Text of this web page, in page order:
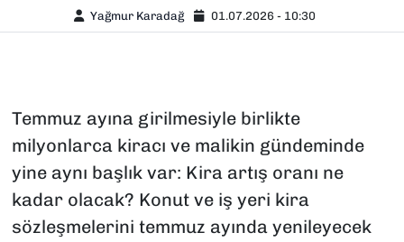
Yağmur Karadağ 01.07.2026 - 10:30
Temmuz ayına girilmesiyle birlikte
milyonlarca kiracı ve malikin gündeminde
yine aynı başlık var: Kira artış oranı ne
kadar olacak? Konut ve iş yeri kira
sözleşmelerini temmuz ayında yenileyecek